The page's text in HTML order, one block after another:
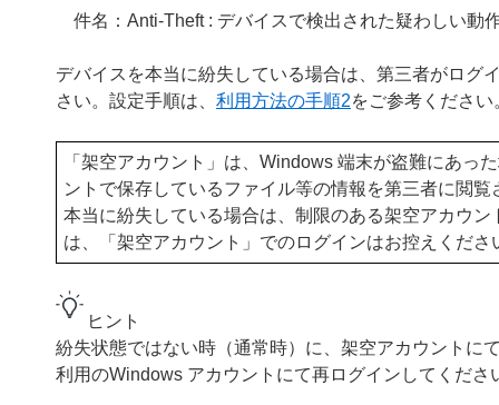
件名：Anti-Theft : デバイスで検出された疑わしい動
デバイスを本当に紛失している場合は、第三者がログ
さい。設定手順は、 利用方法の手順2をご参考ください
「架空アカウント」は、Windows 端末が盗難にあっ
ントで保存しているファイル等の情報を第三者に閲
本当に紛失している場合は、制限のある架空アカウ
は、「架空アカウント」でのログインはお控えくださ
ヒント
紛失状態ではない時（通常時）に、架空アカウントに
利用のWindows アカウントにて再ログインしてくださ